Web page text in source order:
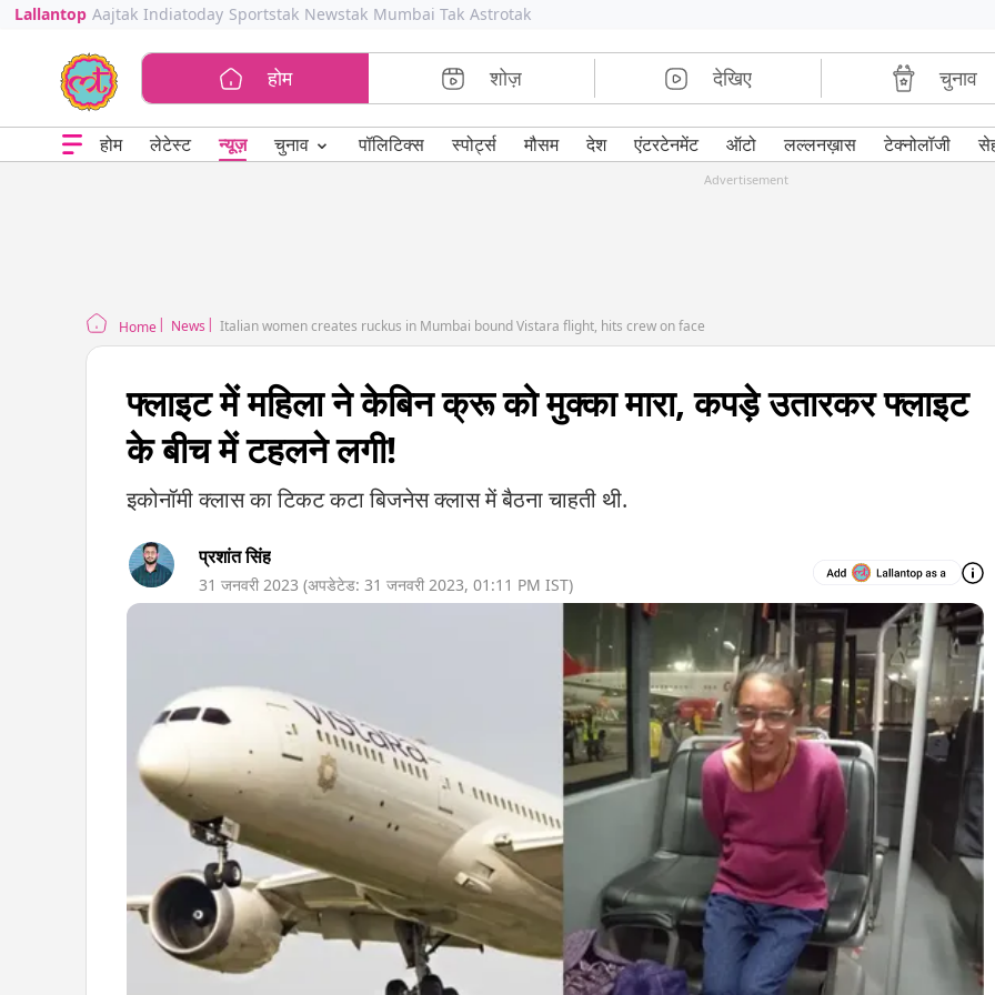
Lallantop Aajtak Indiatoday Sportstak Newstak Mumbai Tak Astrotak
होम शोज़ देखिए चुनाव
होम लेटेस्ट न्यूज़ चुनाव ⌄ पॉलिटिक्स स्पोर्ट्स मौसम देश एंटरटेनमेंट ऑटो लल्लनख़ास टेक्नोलॉजी
Advertisement
Home News Italian women creates ruckus in Mumbai bound Vistara flight, hits crew on face
फ्लाइट में महिला ने केबिन क्रू को मुक्का मारा, कपड़े उतारकर फ्लाइट
के बीच में टहलने लगी!
इकोनॉमी क्लास का टिकट कटा बिजनेस क्लास में बैठना चाहती थी.
प्रशांत सिंह
31 जनवरी 2023 (अपडेटेड: 31 जनवरी 2023, 01:11 PM IST)